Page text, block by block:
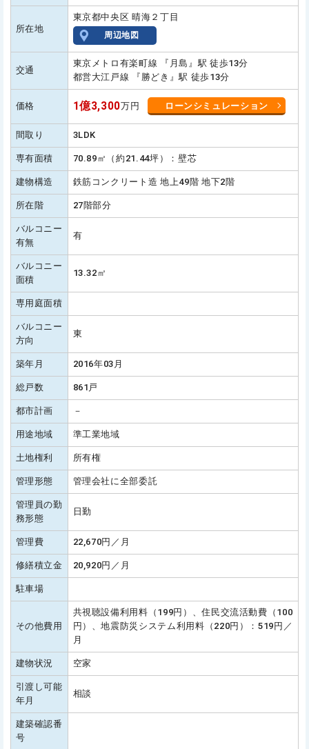
所在地
東京都中央区 晴海２丁目
周辺地図
交通
東京メトロ有楽町線 『月島』駅 徒歩13分
都営大江戸線 『勝どき』駅 徒歩13分
価格 1億3,300万円 ローンシミュレーション
間取り 3LDK
専有面積 70.89㎡（約21.44坪）：壁芯
建物構造 鉄筋コンクリート造 地上49階 地下2階
所在階 27階部分
バルコニー
有無
有
バルコニー
面積
13.32㎡
専用庭面積
バルコニー
方向
東
築年月 2016年03月
総戸数 861戸
都市計画 －
用途地域 準工業地域
土地権利 所有権
管理形態 管理会社に全部委託
管理員の勤
務形態
日勤
管理費 22,670円／月
修繕積立金 20,920円／月
駐車場
その他費用
共視聴設備利用料（199円）、住民交流活動費（100
円）、地震防災システム利用料（220円）：519円／
月
建物状況 空家
引渡し可能
年月
相談
建築確認番
号